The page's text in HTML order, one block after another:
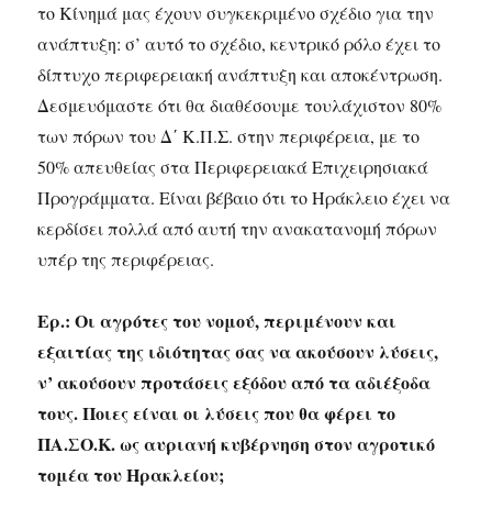
το Κίνημά μας έχουν συγκεκριμένο σχέδιο για την
ανάπτυξη: σ’ αυτό το σχέδιο, κεντρικό ρόλο έχει το
δίπτυχο περιφερειακή ανάπτυξη και αποκέντρωση.
Δεσμευόμαστε ότι θα διαθέσουμε τουλάχιστον 80%
των πόρων του Δ΄ Κ.Π.Σ. στην περιφέρεια, με το
50% απευθείας στα Περιφερειακά Επιχειρησιακά
Προγράμματα. Είναι βέβαιο ότι το Ηράκλειο έχει να
κερδίσει πολλά από αυτή την ανακατανομή πόρων
υπέρ της περιφέρειας.
Ερ.: Οι αγρότες του νομού, περιμένουν και
εξαιτίας της ιδιότητας σας να ακούσουν λύσεις,
ν’ ακούσουν προτάσεις εξόδου από τα αδιέξοδα
τους. Ποιες είναι οι λύσεις που θα φέρει το
ΠΑ.ΣΟ.Κ. ως αυριανή κυβέρνηση στον αγροτικό
τομέα του Ηρακλείου;